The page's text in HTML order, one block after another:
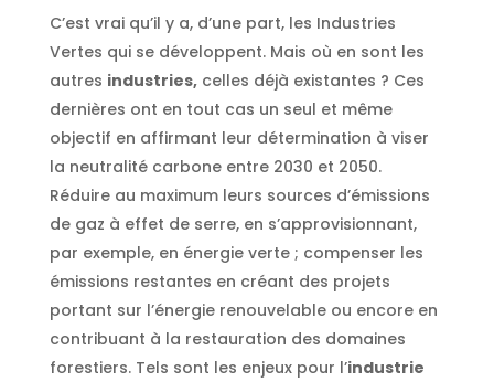
C’est vrai qu’il y a, d’une part, les Industries
Vertes qui se développent. Mais où en sont les
autres industries,celles déjà existantes ? Ces
dernières ont en tout cas un seul et même
objectif en affirmant leur détermination à viser
la neutralité carbone entre 2030 et 2050.
Réduire au maximum leurs sources d’émissions
de gaz à effet de serre, en s’approvisionnant,
par exemple, en énergie verte ; compenser les
émissions restantes en créant des projets
portant sur l’énergie renouvelable ou encore en
contribuant à la restauration des domaines
forestiers. Tels sont les enjeux pour l’industrie